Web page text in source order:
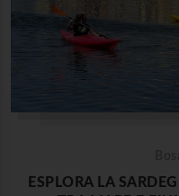
ESPLORA LA